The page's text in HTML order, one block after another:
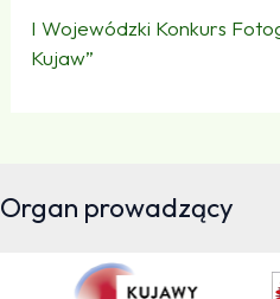
I Wojewódzki Konkurs
Kujaw”
Organ prowadzący